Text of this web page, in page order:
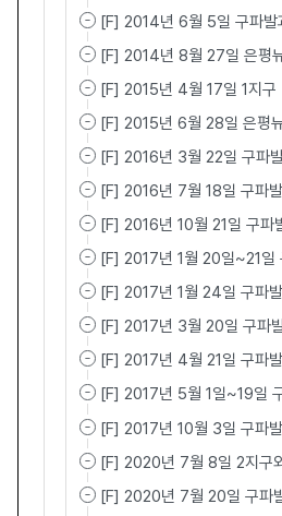
[F] 2014년 6월 5일 구파발
[F] 2014년 8월 27일 은평
[F] 2015년 4월 17일 1지구
[F] 2015년 6월 28일 은평
[F] 2016년 3월 22일 구파
[F] 2016년 7월 18일 구파
[F] 2016년 10월 21일 구파
[F] 2017년 1월 20일~21일
[F] 2017년 1월 24일 구파
[F] 2017년 3월 20일 구파
[F] 2017년 4월 21일 구파
[F] 2017년 5월 1일~19일
[F] 2017년 10월 3일 구파
[F] 2020년 7월 8일 2지구
[F] 2020년 7월 20일 구파